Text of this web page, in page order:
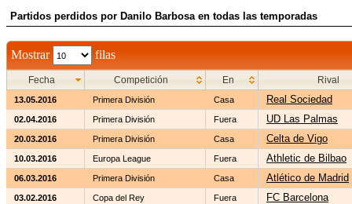
Partidos perdidos por Danilo Barbosa en todas las temporadas
Mostrar filas
Fecha Competición En Rival
13.05.2016 Primera División Casa Real Sociedad
02.04.2016 Primera División Fuera UD Las Palmas
20.03.2016 Primera División Casa Celta de Vigo
10.03.2016 Europa League Fuera Athletic de Bilbao
06.03.2016 Primera División Casa Atlético de Madrid
03.02.2016 Copa del Rey Fuera FC Barcelona